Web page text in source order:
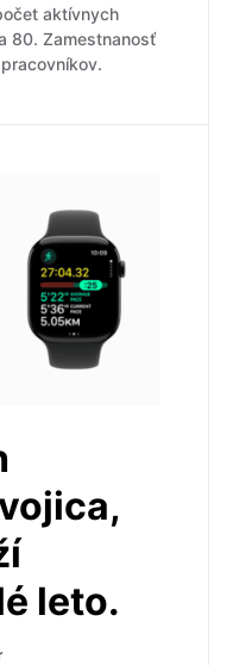
aktívnych
80. Zamestnanosť
leto.